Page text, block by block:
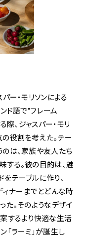
ー・モリソンによる
ド語で“フレーム
際、ジャスパー・モリ
役割を考えた。テー
は、家族や友人たち
する。彼の目的は、魅
テーブルに作り、
ィナーまでとどんな時
た。そのようなデザイ
するより快適な生活
「ラーミ」が誕生し